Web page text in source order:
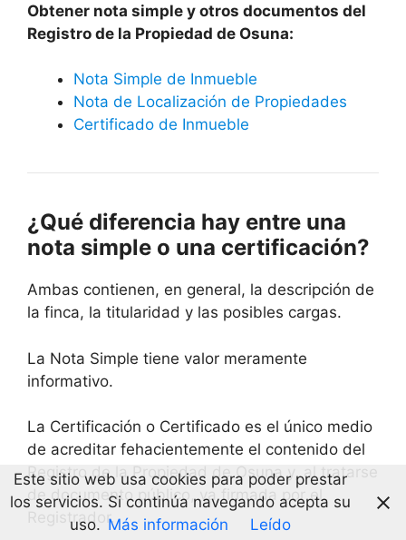
Obtener nota simple y otros documentos del
Registro de la Propiedad de Osuna:
Nota Simple de Inmueble
Nota de Localización de Propiedades
Certificado de Inmueble
¿Qué diferencia hay entre una
nota simple o una certificación?
Ambas contienen, en general, la descripción de
la finca, la titularidad y las posibles cargas.
La Nota Simple tiene valor meramente
informativo.
La Certificación o Certificado es el único medio
de acreditar fehacientemente el contenido del
Registro de la Propiedad de Osuna y, al tratarse
de documento público, va firmada por el
Registrador.
Este sitio web usa cookies para poder prestar
los servicios. Si continúa navegando acepta su
uso. Más información Leído